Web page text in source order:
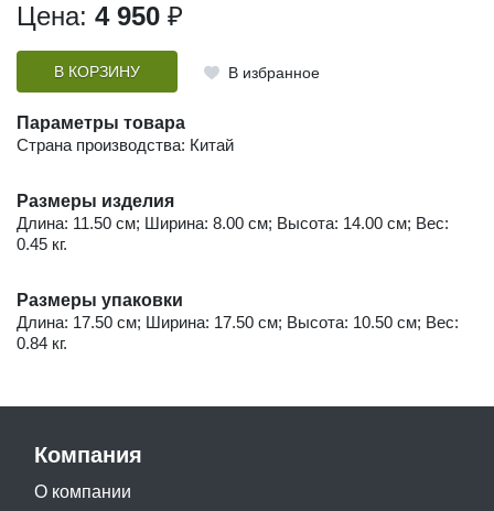
Цена: 4 950 ₽
В КОРЗИНУ В избранное
Параметры товара
Страна производства: Китай
Размеры изделия
Длина: 11.50 см; Ширина: 8.00 см; Высота: 14.00 см; Вес:
0.45 кг.
Размеры упаковки
Длина: 17.50 см; Ширина: 17.50 см; Высота: 10.50 см; Вес:
0.84 кг.
Компания
О компании